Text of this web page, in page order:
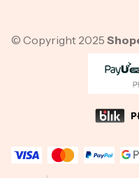
© Copyright 2025